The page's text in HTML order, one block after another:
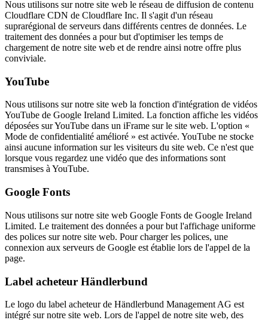
Nous utilisons sur notre site web le réseau de diffusion de contenu
Cloudflare CDN de Cloudflare Inc. Il s'agit d'un réseau
suprarégional de serveurs dans différents centres de données. Le
traitement des données a pour but d'optimiser les temps de
chargement de notre site web et de rendre ainsi notre offre plus
conviviale.
YouTube
Nous utilisons sur notre site web la fonction d'intégration de vidéos
YouTube de Google Ireland Limited. La fonction affiche les vidéos
déposées sur YouTube dans un iFrame sur le site web. L'option «
Mode de confidentialité amélioré » est activée. YouTube ne stocke
ainsi aucune information sur les visiteurs du site web. Ce n'est que
lorsque vous regardez une vidéo que des informations sont
transmises à YouTube.
Google Fonts
Nous utilisons sur notre site web Google Fonts de Google Ireland
Limited. Le traitement des données a pour but l'affichage uniforme
des polices sur notre site web. Pour charger les polices, une
connexion aux serveurs de Google est établie lors de l'appel de la
page.
Label acheteur Händlerbund
Le logo du label acheteur de Händlerbund Management AG est
intégré sur notre site web. Lors de l'appel de notre site web, des